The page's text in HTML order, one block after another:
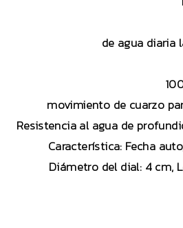
de agua diaria
movimiento de cuarzo
Resistencia al agua de
Característica: Fecha
Diámetro del dial: 4 cm,